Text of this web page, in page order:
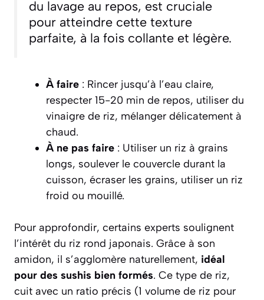
du lavage au repos, est cruciale
pour atteindre cette texture
parfaite, à la fois collante et légère.
À faire : Rincer jusqu’à l’eau claire,
respecter 15-20 min de repos, utiliser du
vinaigre de riz, mélanger délicatement à
chaud.
À ne pas faire : Utiliser un riz à grains
longs, soulever le couvercle durant la
cuisson, écraser les grains, utiliser un riz
froid ou mouillé.
Pour approfondir, certains experts soulignent
l’intérêt du riz rond japonais. Grâce à son
amidon, il s’agglomère naturellement, idéal
pour des sushis bien formés. Ce type de riz,
cuit avec un ratio précis (1 volume de riz pour